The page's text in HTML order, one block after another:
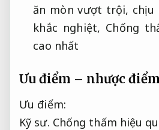
ăn mòn vượt trội,
khắc nghiệt, Chống
cao nhất
Ưu điểm – nhược điểm
Ưu điểm:
Kỹ sư. Chống thấm hiệu